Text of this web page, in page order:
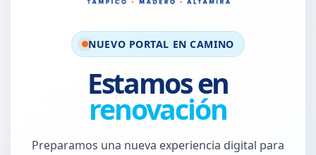
NUEVO PORTAL EN CAMINO
Estamos en
renovación
Preparamos una nueva experiencia digital para